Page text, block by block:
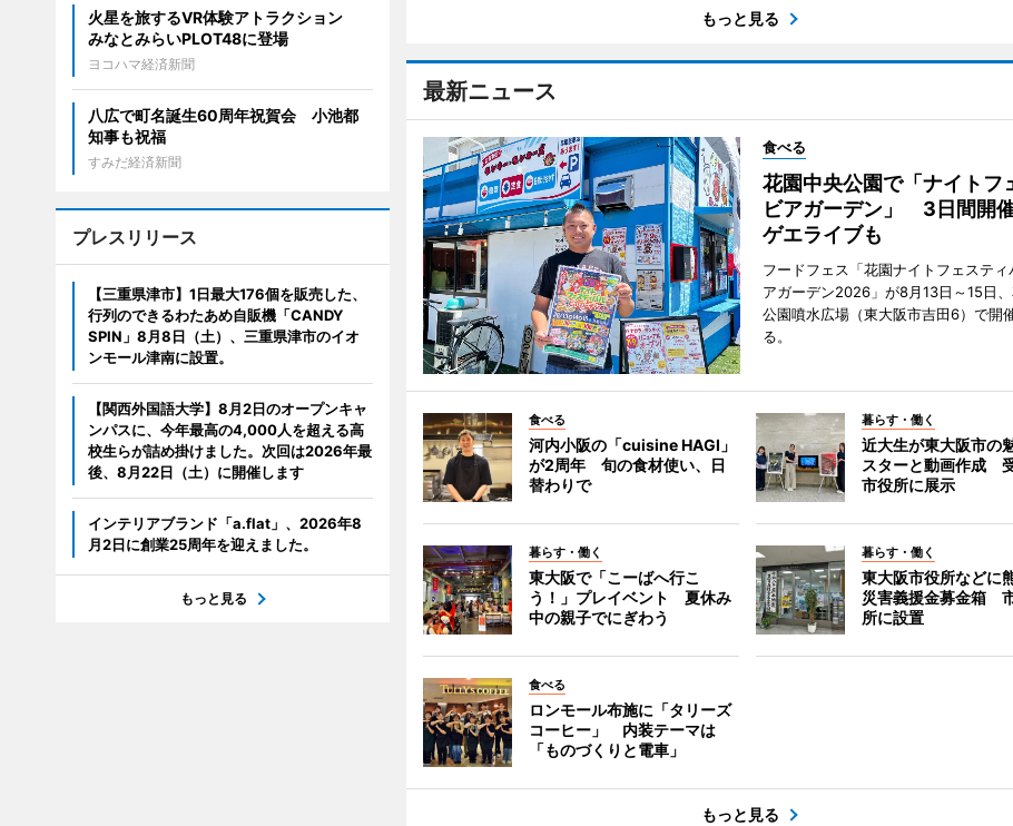
もっと見る
最新ニュース
食べる
花園中央公園で「ナイトフ
ビアガーデン」 3日間開
ゲエライブも
フードフェス「花園ナイトフェスティ
アガーデン2026」が8月13日～15日
公園噴水広場（東大阪市吉田6）で開
る。
食べる
河内小阪の「cuisine HAGI」
が2周年 旬の食材使い、日
替わりで
暮らす・働く
近大生が東大阪市の
スターと動画作成
市役所に展示
暮らす・働く
東大阪で「こーばへ行こ
う！」プレイベント 夏休み
中の親子でにぎわう
暮らす・働く
東大阪市役所などに
災害義援金募金箱
所に設置
食べる
ロンモール布施に「タリーズ
コーヒー」 内装テーマは
「ものづくりと電車」
もっと見る
火星を旅するVR体験アトラクション
みなとみらいPLOT48に登場
ヨコハマ経済新聞
八広で町名誕生60周年祝賀会 小池都
知事も祝福
すみだ経済新聞
プレスリリース
【三重県津市】1日最大176個を販売した、
行列のできるわたあめ自販機「CANDY
SPIN」8月8日（土）、三重県津市のイオ
ンモール津南に設置。
【関西外国語大学】8月2日のオープンキャ
ンパスに、今年最高の4,000人を超える高
校生らが詰め掛けました。次回は2026年最
後、8月22日（土）に開催します
インテリアブランド「a.flat」、2026年8
月2日に創業25周年を迎えました。
もっと見る